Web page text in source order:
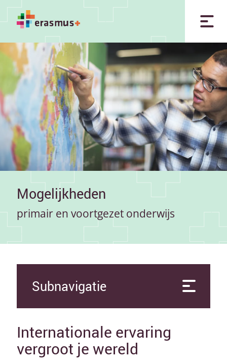
Mogelijkheden
primair en voortgezet onderwijs
Subnavigatie
Internationale ervaring
vergroot je wereld